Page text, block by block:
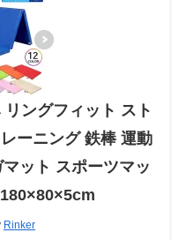
ングフィット スト
ーニング 鉄棒 運動
ット スポーツマッ
Rinker